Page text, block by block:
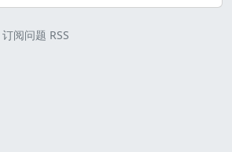
订阅问题 RSS